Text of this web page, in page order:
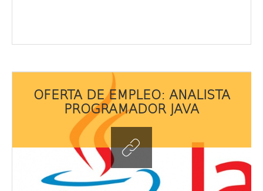
OFERTA DE EMPLEO: ANALISTA
PROGRAMADOR JAVA
OFERTA DE